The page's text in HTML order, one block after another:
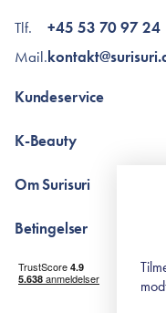
Tlf.
Mail.
+45 53 70 97 24
Kundeservice
The K-Beauty Box -
RE-ZIP
K-Beauty
Retinol for begyndere
surisuri's mini guide
Om Surisuri
Black Friday
Betingelser
Levering og returnering
Handelsbetingelser